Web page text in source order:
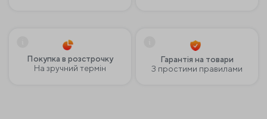
Покупка в розстрочку
На зручний термін
Гарантія на товари
З простими правилами